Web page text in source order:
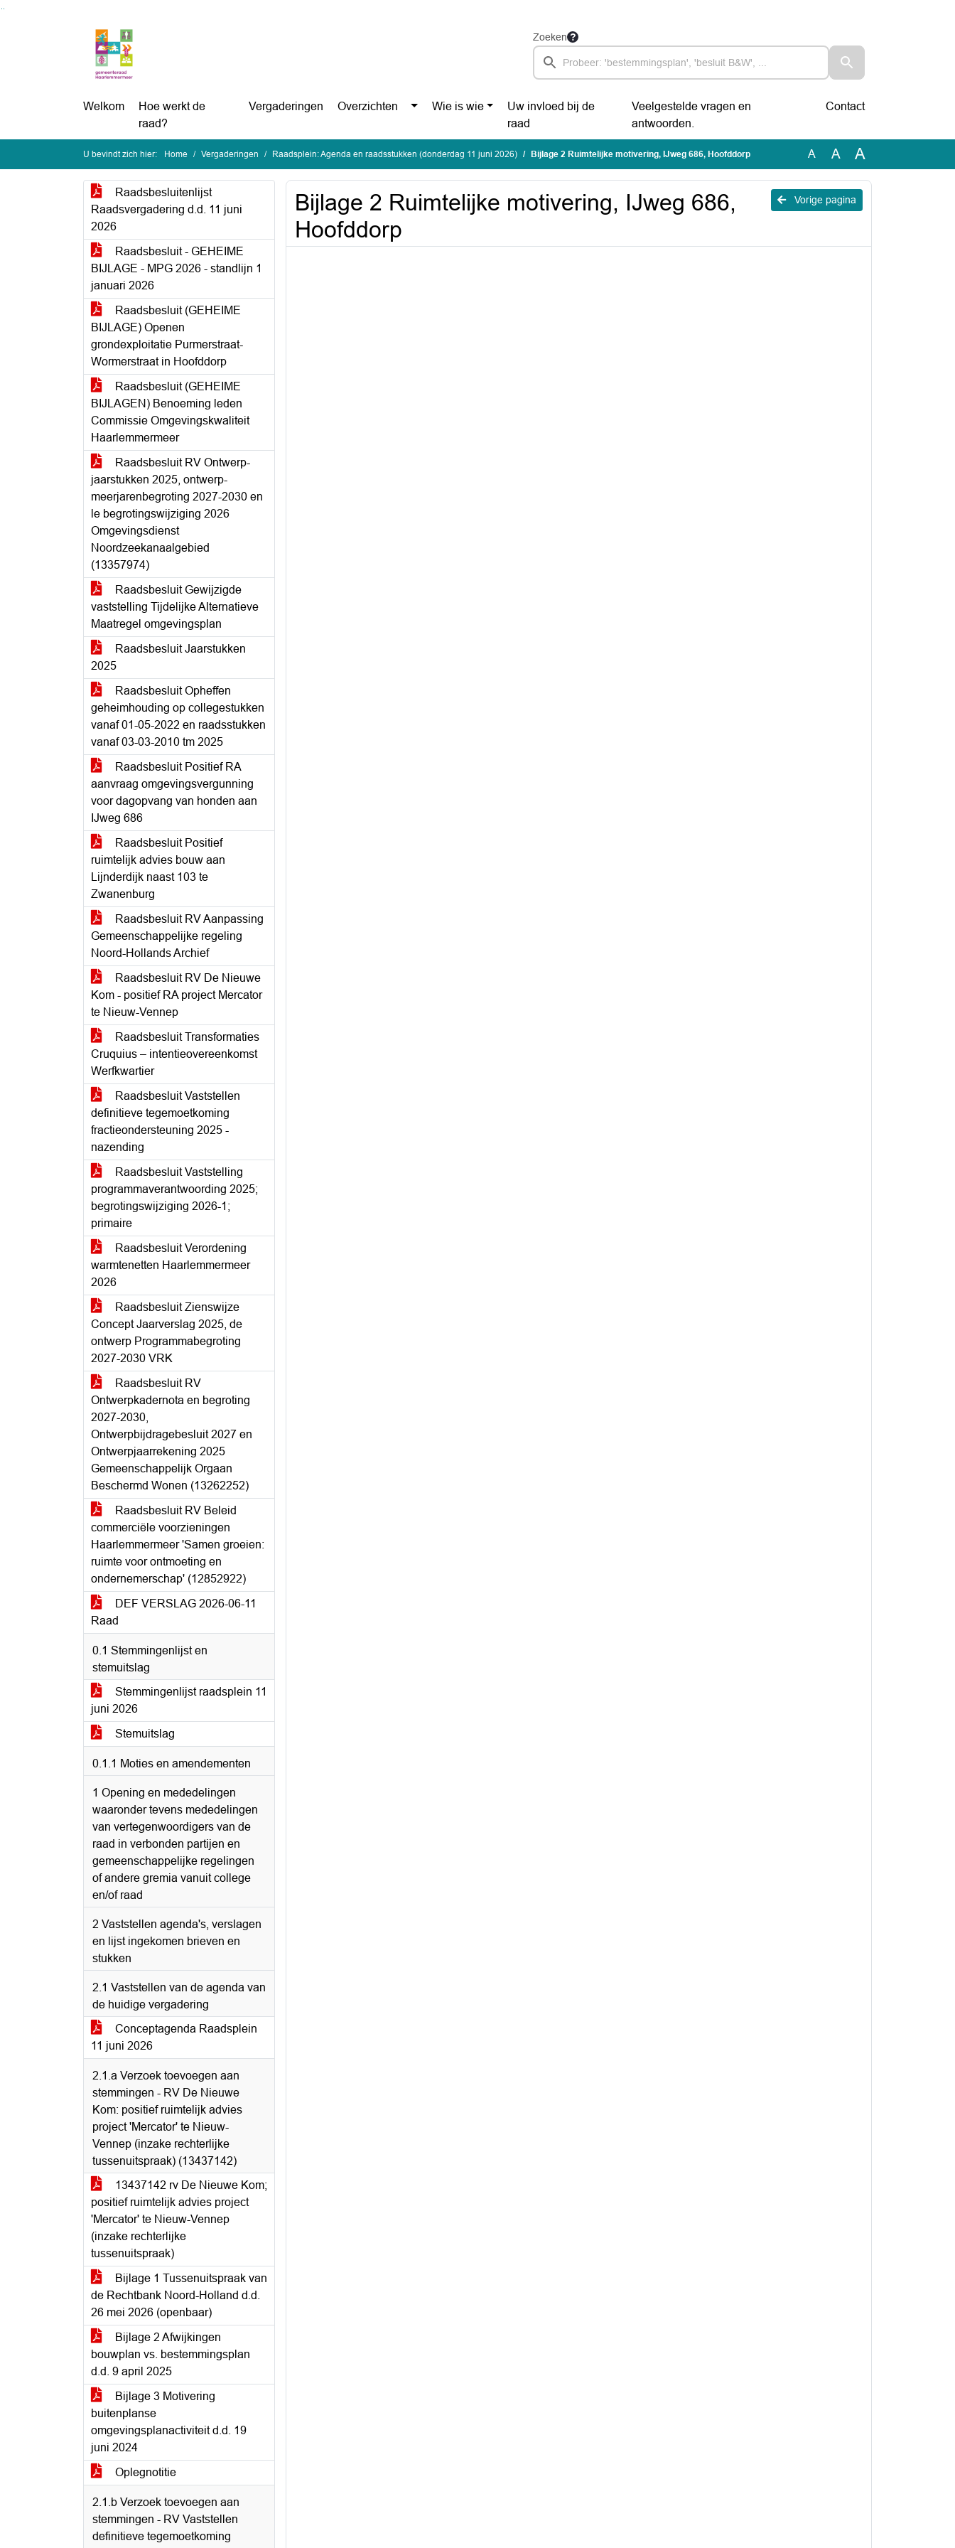
Zoeken
Welkom
Hoe werkt de
raad?
Vergaderingen Overzichten Wie is wie
Uw invloed bij de
raad
Veelgestelde vragen en
antwoorden.
Contact
U bevindt zich hier: Home Vergaderingen Raadsplein: Agenda en raadsstukken (donderdag 11 juni 2026) Bijlage 2 Ruimtelijke motivering, IJweg 686, Hoofddorp A A A
Raadsbesluitenlijst
Raadsvergadering d.d. 11 juni
2026
Raadsbesluit - GEHEIME
BIJLAGE - MPG 2026 - standlijn 1
januari 2026
Raadsbesluit (GEHEIME
BIJLAGE) Openen
grondexploitatie Purmerstraat-
Wormerstraat in Hoofddorp
Raadsbesluit (GEHEIME
BIJLAGEN) Benoeming leden
Commissie Omgevingskwaliteit
Haarlemmermeer
Raadsbesluit RV Ontwerp-
jaarstukken 2025, ontwerp-
meerjarenbegroting 2027-2030 en
le begrotingswijziging 2026
Omgevingsdienst
Noordzeekanaalgebied
(13357974)
Raadsbesluit Gewijzigde
vaststelling Tijdelijke Alternatieve
Maatregel omgevingsplan
Raadsbesluit Jaarstukken
2025
Raadsbesluit Opheffen
geheimhouding op collegestukken
vanaf 01-05-2022 en raadsstukken
vanaf 03-03-2010 tm 2025
Raadsbesluit Positief RA
aanvraag omgevingsvergunning
voor dagopvang van honden aan
IJweg 686
Raadsbesluit Positief
ruimtelijk advies bouw aan
Lijnderdijk naast 103 te
Zwanenburg
Raadsbesluit RV Aanpassing
Gemeenschappelijke regeling
Noord-Hollands Archief
Raadsbesluit RV De Nieuwe
Kom - positief RA project Mercator
te Nieuw-Vennep
Raadsbesluit Transformaties
Cruquius – intentieovereenkomst
Werfkwartier
Raadsbesluit Vaststellen
definitieve tegemoetkoming
fractieondersteuning 2025 -
nazending
Raadsbesluit Vaststelling
programmaverantwoording 2025;
begrotingswijziging 2026-1;
primaire
Raadsbesluit Verordening
warmtenetten Haarlemmermeer
2026
Raadsbesluit Zienswijze
Concept Jaarverslag 2025, de
ontwerp Programmabegroting
2027-2030 VRK
Raadsbesluit RV
Ontwerpkadernota en begroting
2027-2030,
Ontwerpbijdragebesluit 2027 en
Ontwerpjaarrekening 2025
Gemeenschappelijk Orgaan
Beschermd Wonen (13262252)
Raadsbesluit RV Beleid
commerciële voorzieningen
Haarlemmermeer 'Samen groeien:
ruimte voor ontmoeting en
ondernemerschap' (12852922)
DEF VERSLAG 2026-06-11
Raad
0.1 Stemmingenlijst en
stemuitslag
Stemmingenlijst raadsplein 11
juni 2026
Stemuitslag
0.1.1 Moties en amendementen
1 Opening en mededelingen
waaronder tevens mededelingen
van vertegenwoordigers van de
raad in verbonden partijen en
gemeenschappelijke regelingen
of andere gremia vanuit college
en/of raad
2 Vaststellen agenda's, verslagen
en lijst ingekomen brieven en
stukken
2.1 Vaststellen van de agenda van
de huidige vergadering
Conceptagenda Raadsplein
11 juni 2026
2.1.a Verzoek toevoegen aan
stemmingen - RV De Nieuwe
Kom: positief ruimtelijk advies
project 'Mercator' te Nieuw-
Vennep (inzake rechterlijke
tussenuitspraak) (13437142)
13437142 rv De Nieuwe Kom;
positief ruimtelijk advies project
'Mercator' te Nieuw-Vennep
(inzake rechterlijke
tussenuitspraak)
Bijlage 1 Tussenuitspraak van
de Rechtbank Noord-Holland d.d.
26 mei 2026 (openbaar)
Bijlage 2 Afwijkingen
bouwplan vs. bestemmingsplan
d.d. 9 april 2025
Bijlage 3 Motivering
buitenplanse
omgevingsplanactiviteit d.d. 19
juni 2024
Oplegnotitie
2.1.b Verzoek toevoegen aan
stemmingen - RV Vaststellen
definitieve tegemoetkoming
Vorige pagina
Bijlage 2 Ruimtelijke motivering, IJweg 686,
Hoofddorp